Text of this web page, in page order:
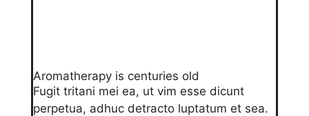
Aromatherapy is centuries old
Fugit tritani mei ea, ut vim esse dicunt
perpetua, adhuc detracto luptatum et sea.